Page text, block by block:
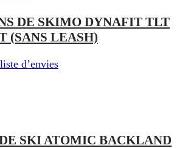
DE SKIMO DYNAFIT TLT
(SANS LEASH)
d’envies
SKI ATOMIC BACKLAND